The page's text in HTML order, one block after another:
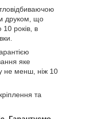
друком, що
10 років, в
яке
не менш, ніж 10
та